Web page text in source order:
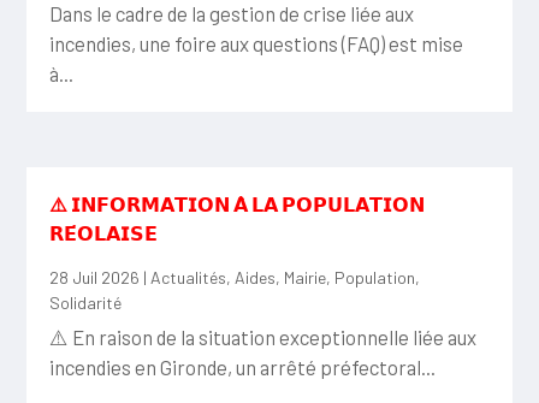
Dans le cadre de la gestion de crise liée aux
incendies, une foire aux questions (FAQ) est mise
à...
⚠️ 𝗜𝗡𝗙𝗢𝗥𝗠𝗔𝗧𝗜𝗢𝗡 𝗔̀ 𝗟𝗔 𝗣𝗢𝗣𝗨𝗟𝗔𝗧𝗜𝗢𝗡
𝗥𝗘́𝗢𝗟𝗔𝗜𝗦𝗘
28 Juil 2026 | Actualités, Aides, Mairie, Population,
Solidarité
⚠️ En raison de la situation exceptionnelle liée aux
incendies en Gironde, un arrêté préfectoral...